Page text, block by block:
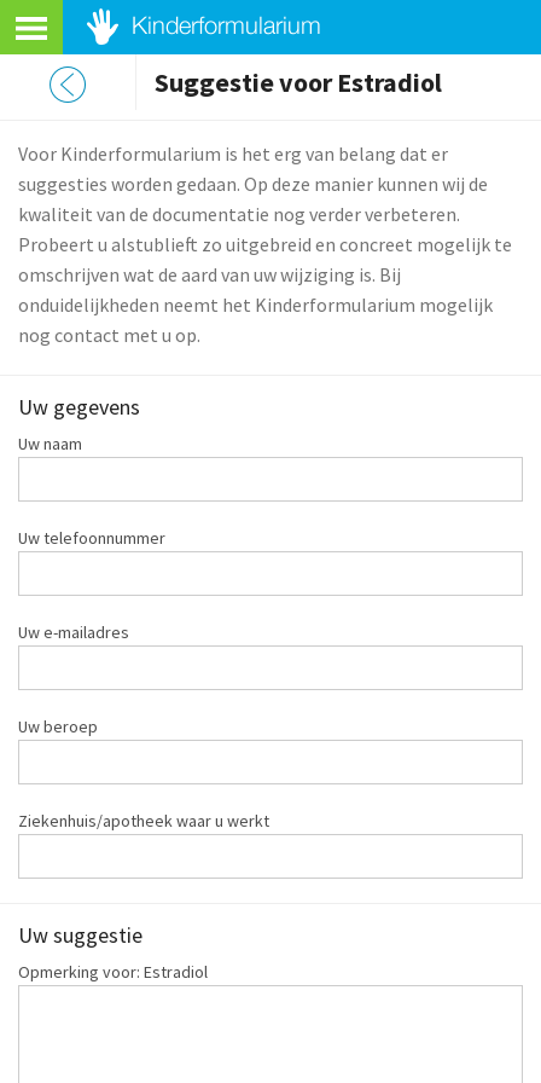
Suggestie voor Estradiol
Voor Kinderformularium is het erg van belang dat er
suggesties worden gedaan. Op deze manier kunnen wij de
kwaliteit van de documentatie nog verder verbeteren.
Probeert u alstublieft zo uitgebreid en concreet mogelijk te
omschrijven wat de aard van uw wijziging is. Bij
onduidelijkheden neemt het Kinderformularium mogelijk
nog contact met u op.
Uw gegevens
Uw naam
Uw telefoonnummer
Uw e-mailadres
Uw beroep
Ziekenhuis/apotheek waar u werkt
Uw suggestie
Opmerking voor: Estradiol